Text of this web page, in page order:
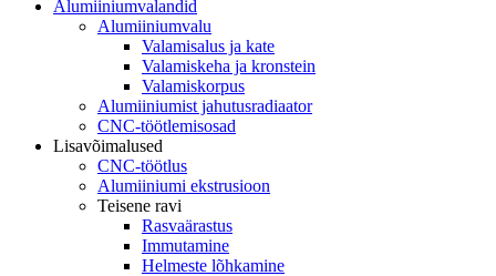
Alumiiniumvalandid
Alumiiniumvalu
Valamisalus ja kate
Valamiskeha ja kronstein
Valamiskorpus
Alumiiniumist jahutusradiaator
CNC-töötlemisosad
Lisavõimalused
CNC-töötlus
Alumiiniumi ekstrusioon
Teisene ravi
Rasvaärastus
Immutamine
Helmeste lõhkamine